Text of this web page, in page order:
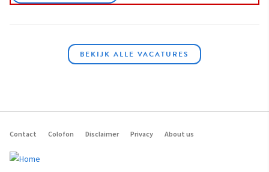
BEKIJK ALLE VACATURES
Footer
navigation
Contact Colofon Disclaimer Privacy About us